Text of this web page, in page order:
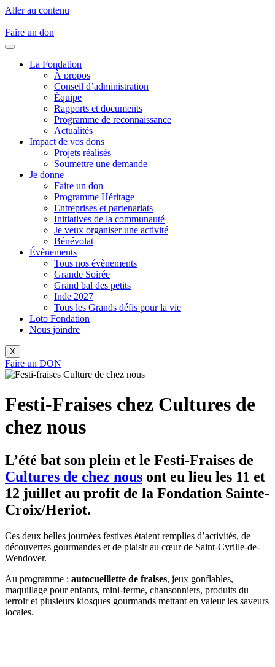
Aller au contenu
Faire un don
La Fondation
À propos
Conseil d’administration
Équipe
Rapports et documents
Programme de reconnaissance
Actualités
Impact de vos dons
Projets réalisés
Soumettre une demande
Je donne
Faire un don
Programme Héritage
Entreprises et partenariats
Initiatives de la communauté
Je veux organiser une activité
Bénévolat
Évènements
Tous nos évènements
Grande Soirée
Grand bal des petits
Inde 2027
Tous les Grands défis pour la vie
Loto Fondation
Nous joindre
X
Faire un DON
Festi-Fraises chez Cultures de
chez nous
L’été bat son plein et le Festi-Fraises de
Cultures de chez nous ont eu lieu les 11 et
12 juillet au profit de la Fondation Sainte-
Croix/Heriot.
Ces deux belles journées festives étaient remplies d’activités, de
découvertes gourmandes et de plaisir au cœur de Saint-Cyrille-de-
Wendover.
Au programme : autocueillette de fraises, jeux gonflables,
maquillage pour enfants, mini-ferme, chansonniers, produits du
terroir et plusieurs kiosques gourmands mettant en valeur les saveurs
locales.